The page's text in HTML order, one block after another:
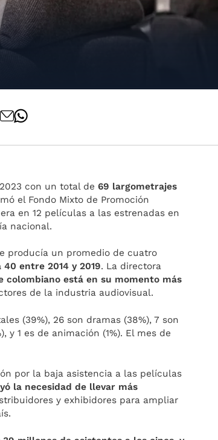
con un total de69 largometrajes
el Fondo Mixto de Promoción
en 12 películas a las estrenadas en
nacional.
producía un promedio de cuatro
entre 2014 y 2019. La directora
colombiano está en su momento más
de la industria audiovisual.
(39%), 26 son dramas (38%), 7 son
y 1 es de animación (1%). El mes de
por la baja asistencia a las películas
la necesidad de llevar más
y exhibidores para ampliar